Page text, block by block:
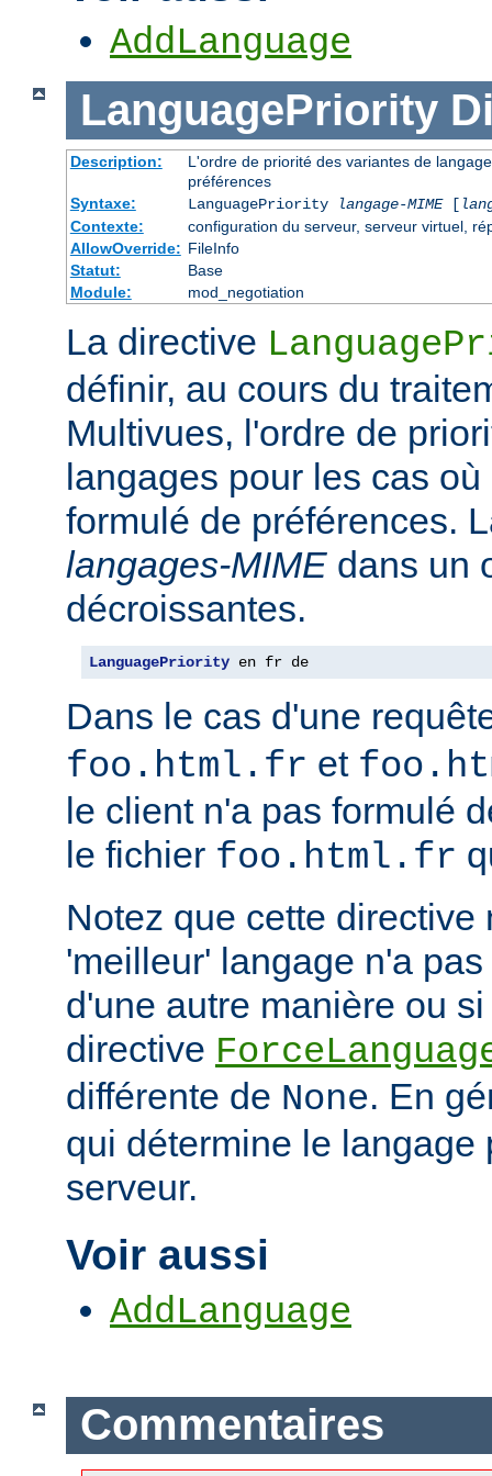
AddLanguage
LanguagePriority
Description:
L'ordre de priorité des variantes de
préférences
Syntaxe:
LanguagePriority langage-MIME[
Contexte:
configuration du serveur, serveur virtuel,
AllowOverride: FileInfo
Statut:
Base
Module:
mod_negotiation
La directive
définir, au cours du
Multivues, l'ordre de
langages pour les cas
formulé de préférences.
langages-MIME dans un
décroissantes.
LanguagePriority en fr de
Dans le cas d'une
foo.html.fr et
le client n'a pas formulé
le fichier foo.html.fr
Notez que cette directive
'meilleur' langage n'a
d'une autre manière ou
directive
différente de None. En
qui détermine le langage
serveur.
Voir aussi
AddLanguage
Commentaires